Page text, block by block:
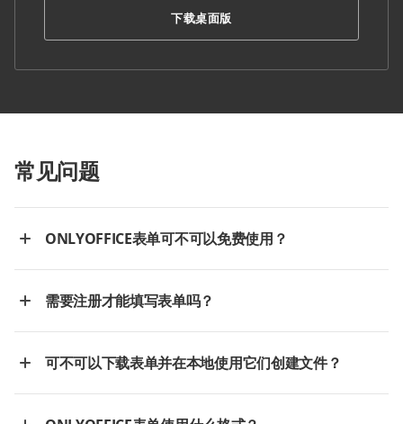
下载桌面版
常见问题
ONLYOFFICE表单可不可以免费使用？
需要注册才能填写表单吗？
可不可以下载表单并在本地使用它们创建文件？